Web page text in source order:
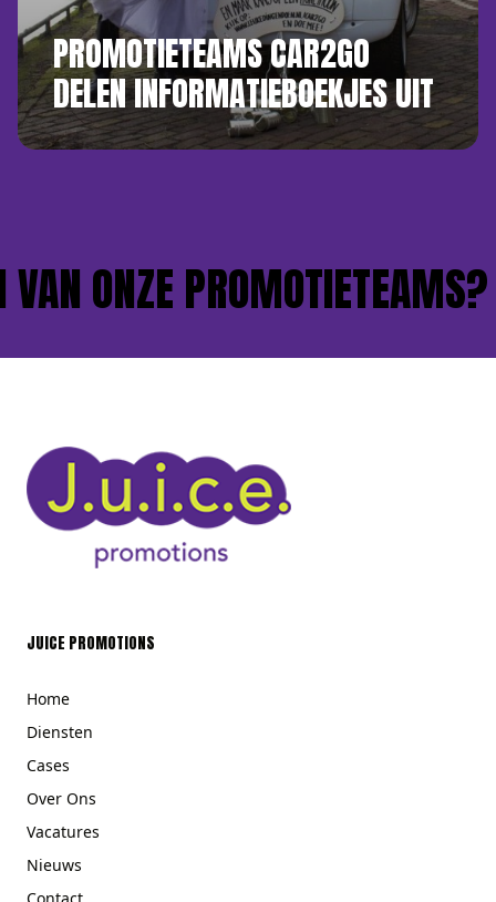
PROMOTIETEAMS CAR2GO
DELEN INFORMATIEBOEKJES UIT
ONZE PROMOTIETEAMS?
JUICE PROMOTIONS
Home
Diensten
Cases
Over Ons
Vacatures
Nieuws